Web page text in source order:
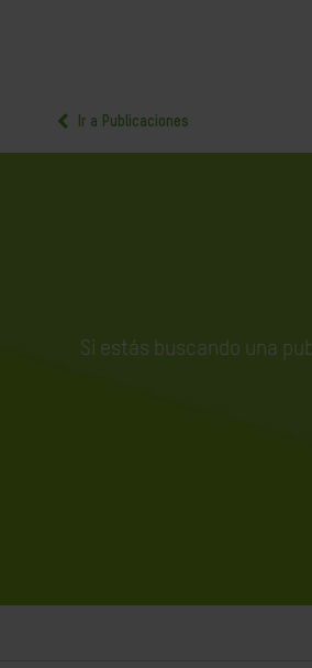
Ir a Publicaciones
Si estás buscando una